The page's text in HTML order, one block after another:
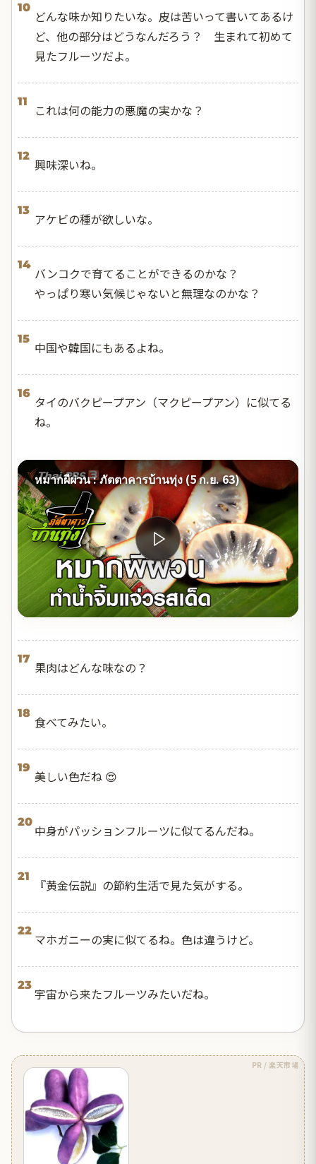
10
どんな味か知りたいな。皮は苦いって書いてあるけ
ど、他の部分はどうなんだろう？ 生まれて初めて
見たフルーツだよ。
11
これは何の能力の悪魔の実かな？
12
興味深いね。
13
アケビの種が欲しいな。
14
バンコクで育てることができるのかな？
やっぱり寒い気候じゃないと無理なのかな？
15
中国や韓国にもあるよね。
16
タイのバクピープアン（マクピープアン）に似てる
ね。
หมากผีผ่วน : ภัตตาคารบ้านทุ่ง (5 ก.ย. 63)
17
果肉はどんな味なの？
18
食べてみたい。
19
美しい色だね 😍
20
中身がパッションフルーツに似てるんだね。
21
『黄金伝説』の節約生活で見た気がする。
22
マホガニーの実に似てるね。色は違うけど。
23
宇宙から来たフルーツみたいだね。
PR / 楽天市場